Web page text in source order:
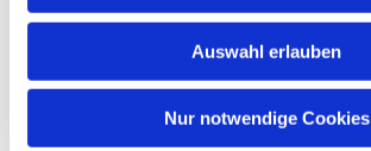
Auswahl erlauben
Nur notwendige Cookies